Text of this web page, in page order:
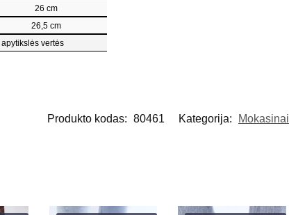
26 cm
26,5 cm
vertės
Produkto kodas: 80461 Kategorija: Mokasinai